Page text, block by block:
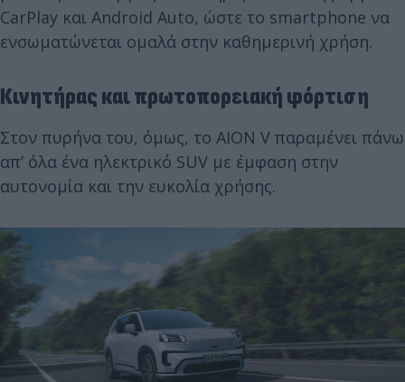
CarPlay και Android Auto, ώστε το smartphone να
ενσωματώνεται ομαλά στην καθημερινή χρήση.
Κινητήρας και πρωτοπορειακή φόρτιση
Στον πυρήνα του, όμως, το AION V παραμένει πάνω
απ’ όλα ένα ηλεκτρικό SUV με έμφαση στην
αυτονομία και την ευκολία χρήσης.